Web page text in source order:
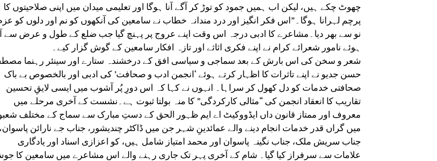
چھوٹ چکے ہیں، لیکن اب ہمیں جمود کو توڑ کر آگے آنا ہوگا اور تعلیمی میدان میں اپنی صلاحیتوں کا
پرچم لہرانا ہوگا۔”اس فکر انگیز اور درد مندانہ خطاب نے سامعین کی آنکھوں کو نم اور دلوں کو
نو سے بھر دیا۔مشاعرے کا ادبی درجہ اس وقت اپنے عروج پر پہنچ گیا جب ضلع کے طول و عرض سے
ہوئے نامور شعرائے کرام نے اپنے فکری اثاثے اور تازہ افکار سامعین کے گوش گزار کیے۔
شعر و سخن کی اس بارش کے بعد سماجی و سیاسی افق کے درخشندہ ستارے اور سینئر رہنما
حسن جدیو نے اپنے تاثرات کا اظہار کرتے ہوئے ‘انجمن ادب و صحافت’ کی ادبی اور بالخصوص بے باک
صحافتی خدمات کو دل کھول کر سراہا۔ انہوں نے کہا کہ اس دورِ پُر آشوب میں ایسی لایقِ تحسین
تقاریب کا انعقاد انجمن کی “مثالی کارکردگی” کا منہ بولتا ثبوت ہے۔نشست کے آخری مرحلے میں
معروف اور ممتاز قانون داں ایڈووکیٹ اے ایم ظہور الحق کے دستِ مبارک سے سماج کے مختلف
میں گراں قدر خدمات انجام دینے والے عمائدینِ شہر جن میں ڈاکٹر چندیشور، جناب جے نارائن پاسوان،
جناب سریش ملک، جناب نگینہ پاسوان اور محمد امتیاز شامل ہیں، کو اعزازی اسناد اور یادگاری
علامات سے سرفراز کیا گیا۔ شام کے آخری پہر تک جاری رہنے والے اس مشاعرے میں سامعین کا